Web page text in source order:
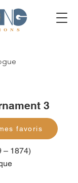
3
favoris
– 1874)